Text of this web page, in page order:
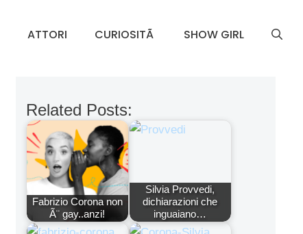
ATTORI CURIOSITÃ SHOW GIRL
Related Posts:
Fabrizio Corona non
Ã¨ gay..anzi!
Silvia Provvedi,
dichiarazioni che
inguaiano…